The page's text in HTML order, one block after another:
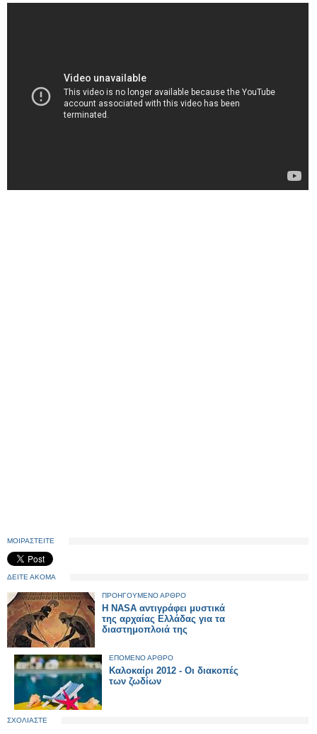
ΜΟΙΡΑΣΤΕΙΤΕ
ΔΕΙΤΕ ΑΚΟΜΑ
ΠΡΟΗΓΟΥΜΕΝΟ ΑΡΘΡΟ
Η ΝASA αντιγράφει μυστικά
της αρχαίας Ελλάδας για τα
διαστημοπλοιά της
ΕΠΟΜΕΝΟ ΑΡΘΡΟ
Καλοκαίρι 2012 - Οι διακοπές
των ζωδίων
ΣΧΟΛΙΑΣΤΕ